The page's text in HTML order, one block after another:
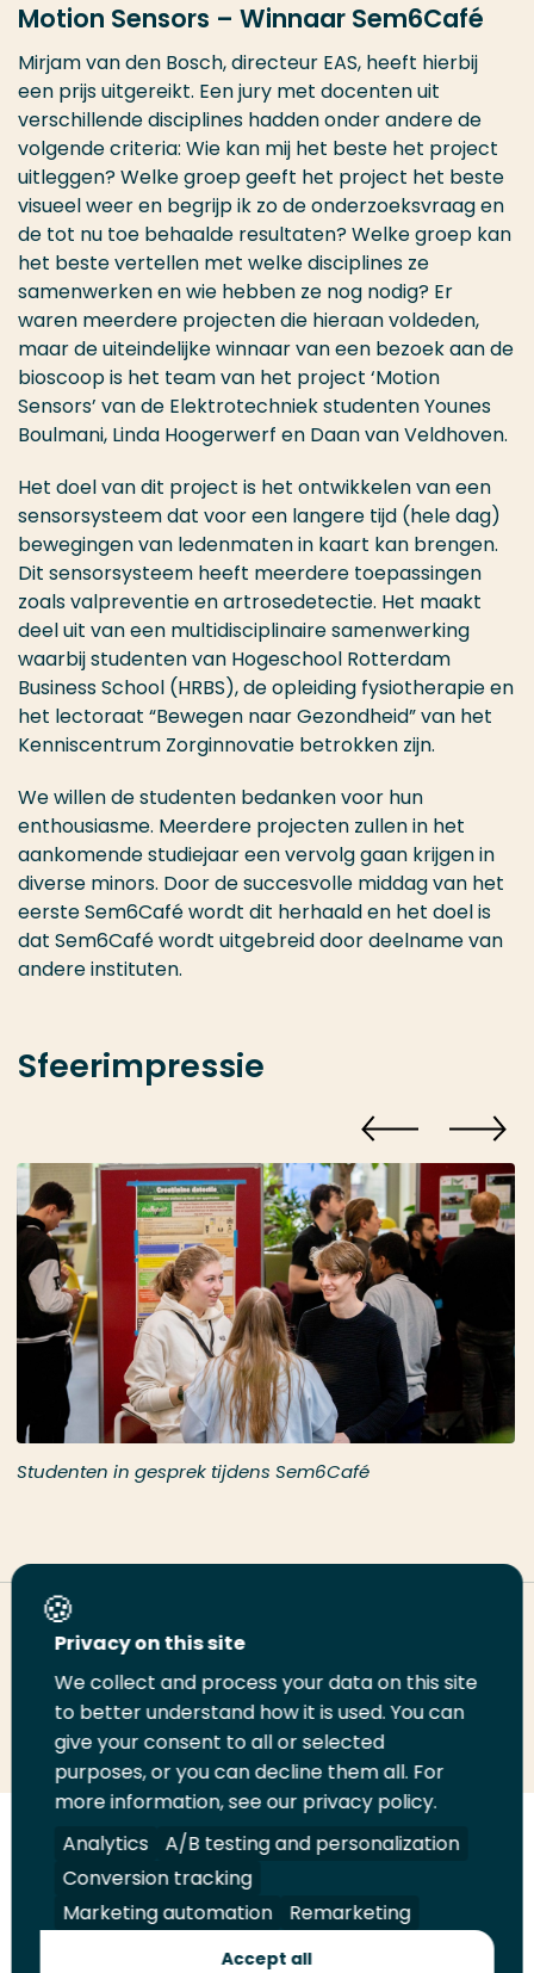
Motion Sensors – Winnaar Sem6Café
Mirjam van den Bosch, directeur EAS, heeft hierbij
een prijs uitgereikt. Een jury met docenten uit
verschillende disciplines hadden onder andere de
volgende criteria: Wie kan mij het beste het project
uitleggen? Welke groep geeft het project het beste
visueel weer en begrijp ik zo de onderzoeksvraag en
de tot nu toe behaalde resultaten? Welke groep kan
het beste vertellen met welke disciplines ze
samenwerken en wie hebben ze nog nodig? Er
waren meerdere projecten die hieraan voldeden,
maar de uiteindelijke winnaar van een bezoek aan de
bioscoop is het team van het project ‘Motion
Sensors’ van de Elektrotechniek studenten Younes
Boulmani, Linda Hoogerwerf en Daan van Veldhoven.
Het doel van dit project is het ontwikkelen van een
sensorsysteem dat voor een langere tijd (hele dag)
bewegingen van ledenmaten in kaart kan brengen.
Dit sensorsysteem heeft meerdere toepassingen
zoals valpreventie en artrosedetectie. Het maakt
deel uit van een multidisciplinaire samenwerking
waarbij studenten van Hogeschool Rotterdam
Business School (HRBS), de opleiding fysiotherapie en
het lectoraat “Bewegen naar Gezondheid” van het
Kenniscentrum Zorginnovatie betrokken zijn.
We willen de studenten bedanken voor hun
enthousiasme. Meerdere projecten zullen in het
aankomende studiejaar een vervolg gaan krijgen in
diverse minors. Door de succesvolle middag van het
eerste Sem6Café wordt dit herhaald en het doel is
dat Sem6Café wordt uitgebreid door deelname van
andere instituten.
Sfeerimpressie
Studenten in gesprek tijdens Sem6Café
Deel deze pagina
Deel
LinkedIn
Deel
op
Twitter
Deel
op
Facebook
Email
deze
pagina
Print
deze
pagina
Volg
ons
op
LinkedIn
Volg
ons
op
Facebook
Volg
ons
op
YouTube
Volg
ons
op
Instagram
Juridisch Security A-Z Index
Contact
Privacy on this site
We collect and process your data on this site
to better understand how it is used. You can
give your consent to all or selected
purposes, or you can decline them all. For
more information, see our privacy policy.
Analytics
A/B testing and personalization
Conversion tracking
Marketing automation
Remarketing
Accept all